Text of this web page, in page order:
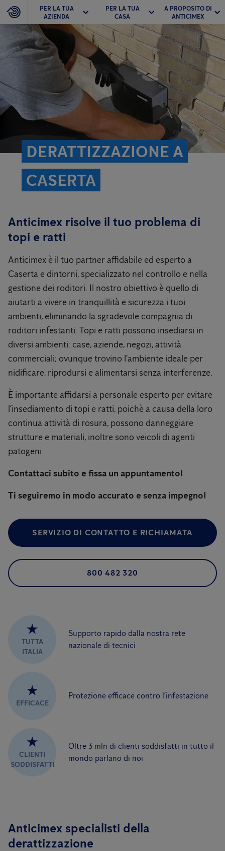
PER LA TUA
AZIENDA
PER LA TUA
CASA
A PROPOSITO DI
ANTICIMEX
DERATTIZZAZIONE A
CASERTA
Anticimex risolve il tuo problema di
topi e ratti
Anticimex è il tuo partner affidabile ed esperto a
Caserta e dintorni, specializzato nel controllo e nella
gestione dei roditori. Il nostro obiettivo è quello di
aiutarti a vivere in tranquillità e sicurezza i tuoi
ambienti, eliminando la sgradevole compagnia di
roditori infestanti. Topi e ratti possono insediarsi in
diversi ambienti: case, aziende, negozi, attività
commerciali; ovunque trovino l’ambiente ideale per
nidificare, riprodursi e alimentarsi senza interferenze.
È importante affidarsi a personale esperto per evitare
l’insediamento di topi e ratti, poichè a causa della loro
continua attività di rosura, possono danneggiare
strutture e materiali, inoltre sono veicoli di agenti
patogeni.
Contattaci subito e fissa un appuntamento!
Ti seguiremo in modo accurato e senza impegno!
SERVIZIO DI CONTATTO E RICHIAMATA
800 482 320
★
TUTTA
ITALIA
Supporto rapido dalla nostra rete
nazionale di tecnici
★
EFFICACE
Protezione efficace contro l’infestazione
★
CLIENTI
SODDISFATTI
Oltre 3 mln di clienti soddisfatti in tutto il
mondo parlano di noi
Anticimex specialisti della
derattizzazione